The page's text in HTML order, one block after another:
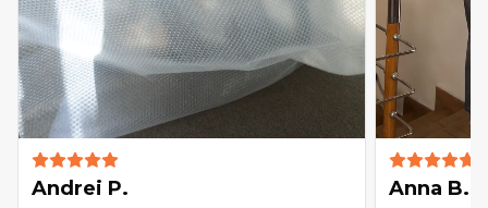
Andrei P. Anna B.